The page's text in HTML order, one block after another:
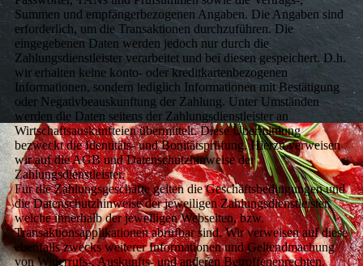
Summen und empfängerbezogenen Angaben. Die Angaben sind
erforderlich, um die Transaktionen durchzuführen. Die
eingegebenen Daten werden jedoch nur durch die
Zahlungsdienstleister verarbeitet und bei diesen gespeichert. D.h.
wir erhalten keine konto- oder kreditkartenbezogenen
Informationen, sondern lediglich Informationen mit Bestätigung
oder Negativbeauskunftung der Zahlung. Unter Umständen
werden die Daten seitens der Zahlungsdienstleister an
Wirtschaftsauskunfteien übermittelt. Diese Übermittlung
bezweckt die Identitäts- und Bonitätsprüfung. Hierzu verweisen
wir auf die AGB und Datenschutzhinweise der
Zahlungsdienstleister.
Für die Zahlungsgeschäfte gelten die Geschäftsbedingungen und
die Datenschutzhinweise der jeweiligen Zahlungsdienstleister,
welche innerhalb der jeweiligen Webseiten, bzw.
Transaktionsapplikationen abrufbar sind. Wir verweisen auf diese
ebenfalls zwecks weiterer Informationen und Geltendmachung
von Widerrufs-, Auskunfts- und anderen Betroffenenrechten.